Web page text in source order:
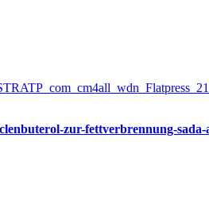
zur-fettverbrennung-sada-